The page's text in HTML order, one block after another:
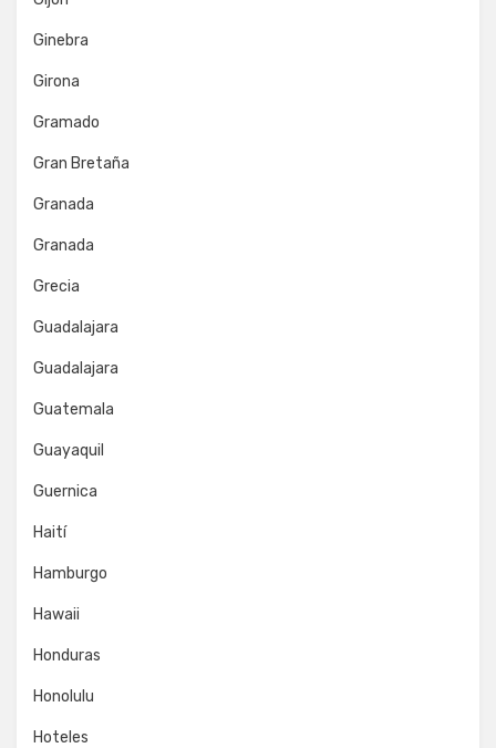
Ginebra
Girona
Gramado
Gran Bretaña
Granada
Granada
Grecia
Guadalajara
Guadalajara
Guatemala
Guayaquil
Guernica
Haití
Hamburgo
Hawaii
Honduras
Honolulu
Hoteles